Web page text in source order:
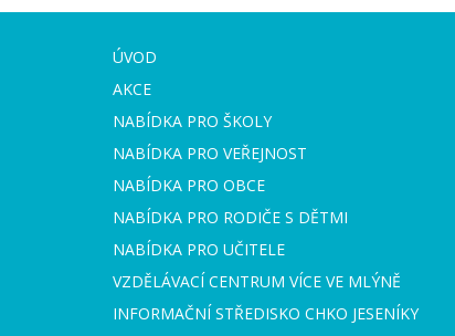
ÚVOD
AKCE
NABÍDKA PRO ŠKOLY
NABÍDKA PRO VEŘEJNOST
NABÍDKA PRO OBCE
NABÍDKA PRO RODIČE S DĚTMI
NABÍDKA PRO UČITELE
VZDĚLÁVACÍ CENTRUM VÍCE VE MLÝNĚ
INFORMAČNÍ STŘEDISKO CHKO JESENÍKY